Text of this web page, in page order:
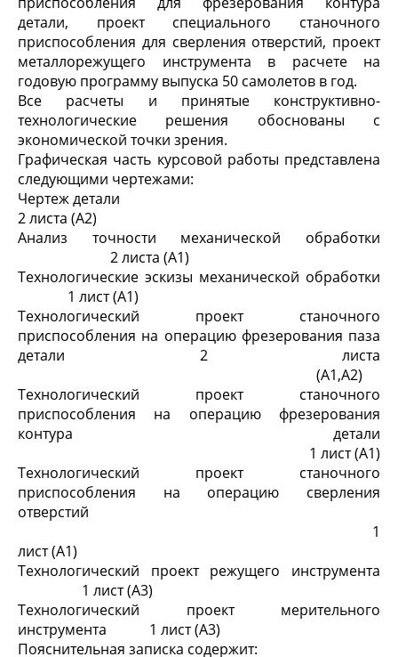
детали, проект специального станочного
приспособления для сверления отверстий, проект
металлорежущего инструмента в расчете на
годовую программу выпуска 50 самолетов в год.
Все расчеты и принятые конструктивно-
технологические решения обоснованы с
экономической точки зрения.
Графическая часть курсовой работы представлена
следующими чертежами:
Чертеж детали
2 листа (А2)
Анализ точности механической обработки
2 листа (А1)
Технологические эскизы механической обработки
1 лист (А1)
Технологический проект станочного
приспособления на операцию фрезерования паза
детали 2 листа
(А1,А2)
Технологический проект станочного
приспособления на операцию фрезерования
контура детали
1 лист (А1)
Технологический проект станочного
приспособления на операцию сверления
отверстий
1
лист (А1)
Технологический проект режущего инструмента
1 лист (А3)
Технологический проект мерительного
инструмента 1 лист (А3)
Пояснительная записка содержит: